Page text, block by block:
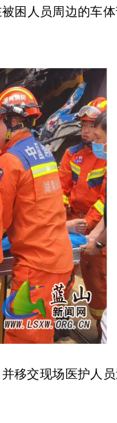
困人员周边的车
移交现场医护人